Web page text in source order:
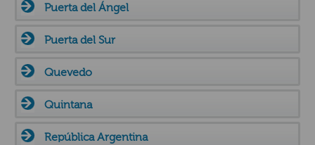
Puerta del Ángel
Puerta del Sur
Quevedo
Quintana
República Argentina